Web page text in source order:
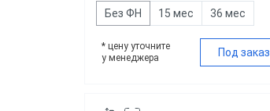
Без ФН 15 мес 36 мес
* цену уточните
у менеджера
Под заказ